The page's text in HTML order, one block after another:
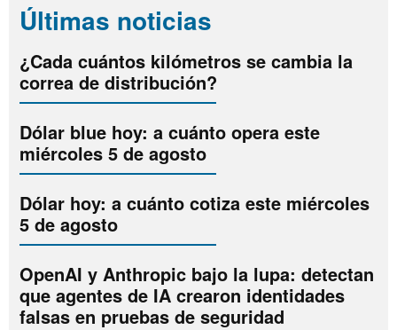
Últimas noticias
¿Cada cuántos kilómetros se cambia la
correa de distribución?
Dólar blue hoy: a cuánto opera este
miércoles 5 de agosto
Dólar hoy: a cuánto cotiza este miércoles
5 de agosto
OpenAI y Anthropic bajo la lupa: detectan
que agentes de IA crearon identidades
falsas en pruebas de seguridad